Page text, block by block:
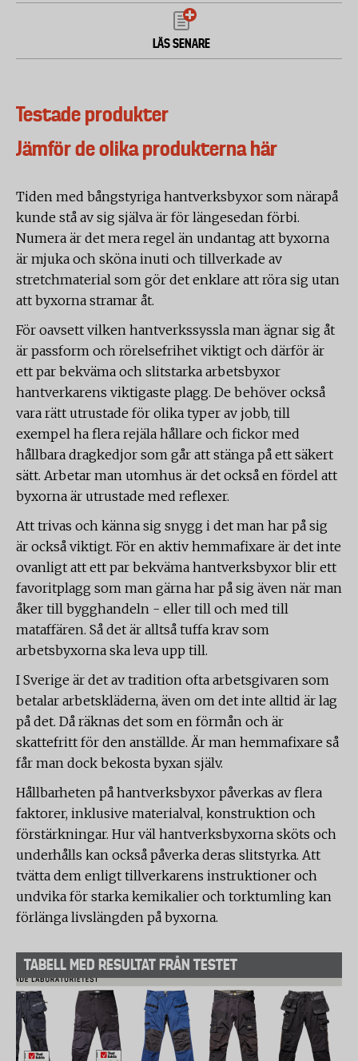
LÄS SENARE
Testade produkter
Jämför de olika produkterna här
Tiden med bångstyriga hantverksbyxor som närapå
kunde stå av sig själva är för längesedan förbi.
Numera är det mera regel än undantag att byxorna
är mjuka och sköna inuti och tillverkade av
stretchmaterial som gör det enklare att röra sig utan
att byxorna stramar åt.
För oavsett vilken hantverkssyssla man ägnar sig åt
är passform och rörelsefrihet viktigt och därför är
ett par bekväma och slitstarka arbetsbyxor
hantverkarens viktigaste plagg. De behöver också
vara rätt utrustade för olika typer av jobb, till
exempel ha flera rejäla hållare och fickor med
hållbara dragkedjor som går att stänga på ett säkert
sätt. Arbetar man utomhus är det också en fördel att
byxorna är utrustade med reflexer.
Att trivas och känna sig snygg i det man har på sig
är också viktigt. För en aktiv hemmafixare är det inte
ovanligt att ett par bekväma hantverksbyxor blir ett
favoritplagg som man gärna har på sig även när man
åker till bygghandeln - eller till och med till
mataffären. Så det är alltså tuffa krav som
arbetsbyxorna ska leva upp till.
I Sverige är det av tradition ofta arbetsgivaren som
betalar arbetskläderna, även om det inte alltid är lag
på det. Då räknas det som en förmån och är
skattefritt för den anställde. Är man hemmafixare så
får man dock bekosta byxan själv.
Hållbarheten på hantverksbyxor påverkas av flera
faktorer, inklusive materialval, konstruktion och
förstärkningar. Hur väl hantverksbyxorna sköts och
underhålls kan också påverka deras slitstyrka. Att
tvätta dem enligt tillverkarens instruktioner och
undvika för starka kemikalier och torktumling kan
förlänga livslängden på byxorna.
TABELL MED RESULTAT FRÅN TESTET